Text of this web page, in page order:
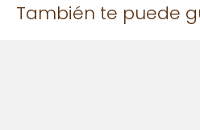
Solo los usuarios registrados
También te puede